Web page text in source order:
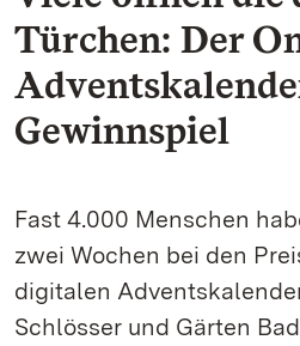
Türchen: Der
Gewinnspiel
Fast 4.000 Menschen
zwei Wochen bei den
digitalen
Schlösser und Gärten